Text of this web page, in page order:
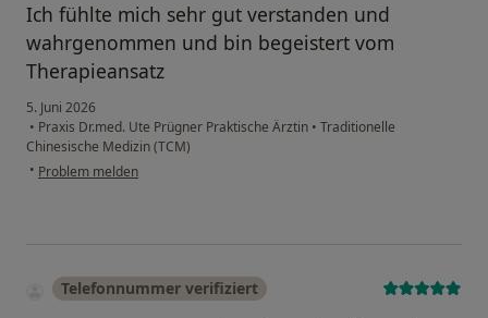
Ich fühlte mich sehr gut verstanden und
wahrgenommen und bin begeistert vom
Therapieansatz
5. Juni 2026
• Praxis Dr.med. Ute Prügner Praktische Ärztin • Traditionelle
Chinesische Medizin (TCM)
• Problem melden
Telefonnummer verifiziert